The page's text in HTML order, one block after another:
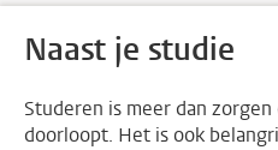
Naast je studie
Studeren is meer dan
doorloopt. Het is ook